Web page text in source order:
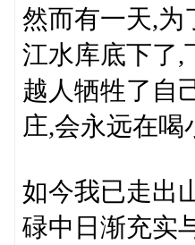
然而有一天,为
江水库底下了,
越人牺牲了自
庄,会永远在
如今我已走出
碌中日渐充实